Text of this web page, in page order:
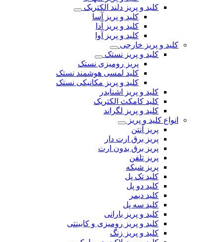
کلید و پریز دلند الکتریک
کلید و پریز آسا
کلید و پریز آدا
کلید و پریز آوا
کلید و پریز خارجی
کلید و پریز نستک
پریز رومیزی نستک
کلید لمسی هوشمند نستک
کلید و پریز مکانیکی نستک
کلید و پریز اشنایدر
کلید کامکث الکتریک
کلید و پریز لگراند
انواع کلید و پریز
پریز آنتن
پریز برق ارت دار
پریز برق بدون ارت
پریز تلفن
پریز شبکه
کلید تک پل
کلید دو پل
کلید دیمر
کلید سه پل
کلید و پریز بارانی
کلید و پریز رومیزی و کابینتی
کلید و پریز زنگ